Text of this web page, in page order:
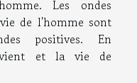
Les ondes
de l'homme sont
positives. En
et la vie de